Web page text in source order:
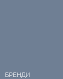
БРЕНДИ